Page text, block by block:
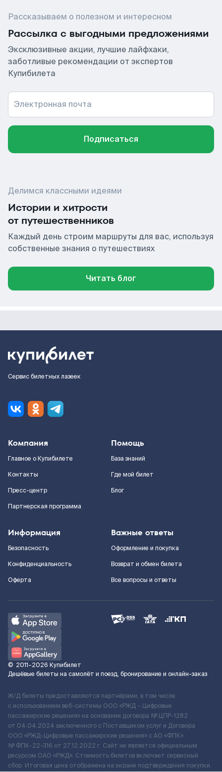
Рассказываем о полезном и интересном
Рассылка с выгодными предложениями
Эксклюзивные акции, лучшие лайфхаки,
заботливые рекомендации от экспертов
Купибилета
Электронная почта
Подписаться
Делимся классными идеями
Истории и хитрости
от путешественников
Каждый день строим маршруты для вас, используя
собственные знания о путешествиях
Читать блог
Сервис билетных лазеек
Компания
Главное о Купибилете
Контакты
Пресс-центр
Партнерская программа
Помощь
База знаний
Где мой билет
Блог
Информация
Безопасность
Конфиденциальность
Оферта
Важные ответы
Оформление и покупка
Возврат и обмен билета
Все вопросы и ответы
© 2011–2026 Купибилет
Дешёвые билеты на самолёт и поезд, бронирование и онлайн-заказ
Ж/Д билеты предоставляются партнёрами, в том числе
с использованием веб-системы ООО «РЖД – Цифровые
пассажирские решения» на основании договора № ЦПР-1282
от 04.04.2024 заключенного с Поставщиком услуг и Договора
ООО «РЖД-Цифровые пассажирские решения» c АО «ФПК»
№ ФПК-22-316 от 27.12.2022 г. Сайт не является официальным
ресурсом ОАО «РЖД». Стоимость билетов включает сервисный
сбор. Итоговая цена отображена на экране подтверждения покупки.